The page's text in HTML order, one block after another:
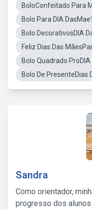
BoloConfeitado Para
Bolo Para DIA
Bolo DecorativosDIA
Feliz Dias Das
Bolo Quadrado ProDIA
Bolo De PresenteDias
Sandra
Como orientador,
progresso dos